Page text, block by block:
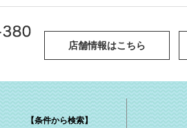
店舗情報はこちら
【条件から検索】